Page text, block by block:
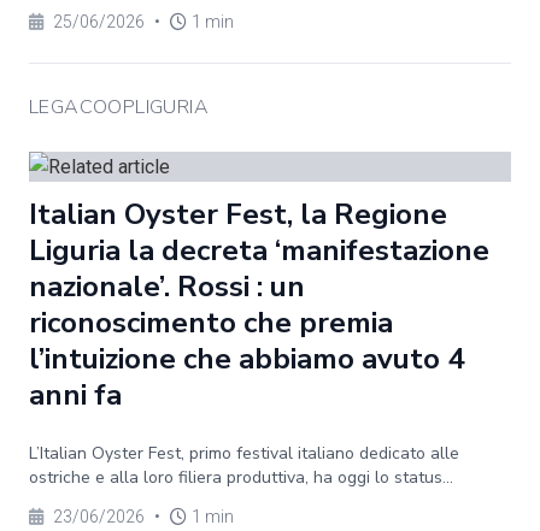
25/06/2026 • 1 min
LEGACOOPLIGURIA
Italian Oyster Fest, la Regione
Liguria la decreta ‘manifestazione
nazionale’. Rossi : un
riconoscimento che premia
l’intuizione che abbiamo avuto 4
anni fa
L’Italian Oyster Fest, primo festival italiano dedicato alle
ostriche e alla loro filiera produttiva, ha oggi lo status...
23/06/2026 • 1 min